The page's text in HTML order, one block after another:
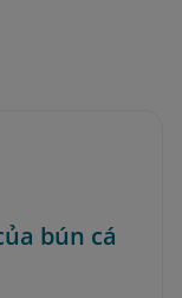
bún cá